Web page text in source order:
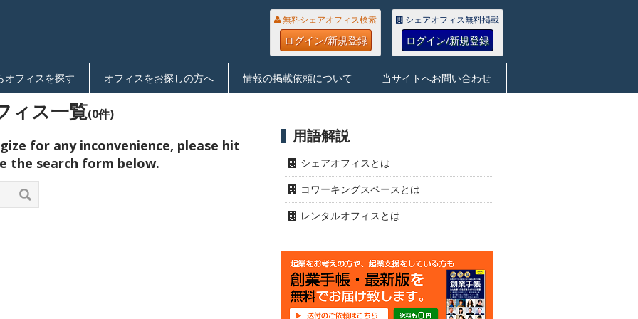
無料シェアオフィス検索
ログイン/新規登録
シェアオフィス無料掲載
ログイン/新規登録
オフィスを探す オフィスをお探しの方へ 情報の掲載依頼について 当サイトへお問い合わせ
ィス一覧(0件)
for any inconvenience, please hit
the search form below.
用語解説
シェアオフィスとは
コワーキングスペースとは
レンタルオフィスとは